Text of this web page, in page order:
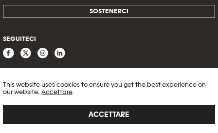
This website uses cookies to ensure you get the best experience on
our website. Accettare
ACCETTARE
SOSTENERCI
SEGUITECI